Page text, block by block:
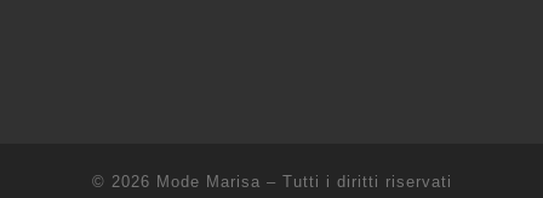
© 2026 Mode Marisa – Tutti i diritti riservati